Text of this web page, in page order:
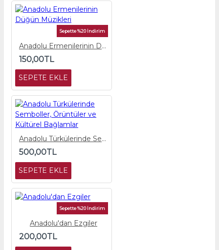
Sepette %20 İndirim
Anadolu Ermenilerinin Düğün Müzikleri
150,00TL
SEPETE EKLE
Anadolu Türkülerinde Semboller, Örüntüler ve Kültürel Bağlamlar
500,00TL
SEPETE EKLE
Sepette %20 İndirim
Anadolu'dan Ezgiler
200,00TL